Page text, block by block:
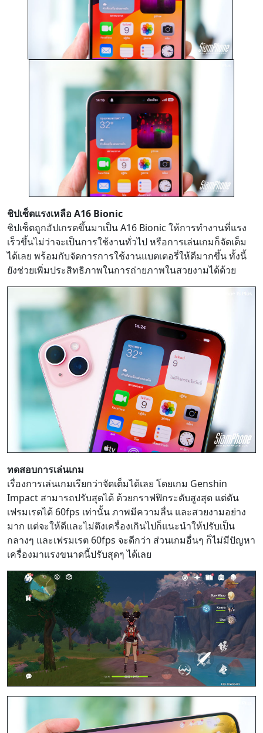
ชิปเซ็ตแรงเหลือ A16 Bionic
ชิปเซ็ตถูกอัปเกรดขึ้นมาเป็น A16 Bionic ให้การทำงานที่แรง
เร็วขึ้นไม่ว่าจะเป็นการใช้งานทั่วไป หรือการเล่นเกมก็จัดเต็ม
ได้เลย พร้อมกับจัดการการใช้งานแบตเตอรี่ให้ดีมากขึ้น ทั้งนี้
ยังช่วยเพิ่มประสิทธิภาพในการถ่ายภาพในสวยงามได้ด้วย
ทดสอบการเล่นเกม
เรื่องการเล่นเกมเรียกว่าจัดเต็มได้เลย โดยเกม Genshin
Impact สามารถปรับสุดได้ ด้วยกราฟฟิกระดับสูงสุด แต่ดัน
เฟรมเรตได้ 60fps เท่านั้น ภาพมีความลื่น และสวยงามอย่าง
มาก แต่จะให้ดีและไม่ตึงเครื่องเกินไปก็แนะนำให้ปรับเป็น
กลางๆ และเฟรมเรต 60fps จะดีกว่า ส่วนเกมอื่นๆ ก็ไม่มีปัญหา
เครื่องมาแรงขนาดนี้ปรับสุดๆ ได้เลย